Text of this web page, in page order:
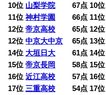
10位 山梨学院67点 10位
11位神村学園 66点 11位
12位帝京高校 65点 12
12位中京大中京 65点 13位
14位 大垣日大 61点 14
15位帝京長岡 58点 15
16位近江高校 57点 16
17位 三重高校 54点 17